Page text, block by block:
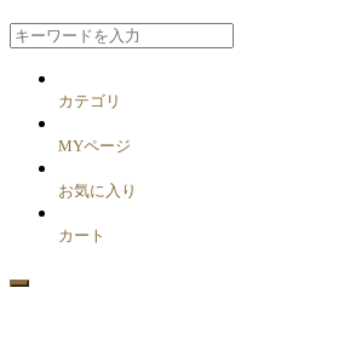
カテゴリ
MYページ
お気に入り
カート